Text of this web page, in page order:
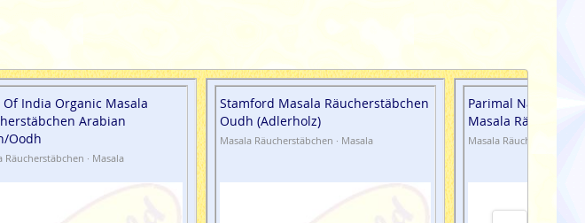
Of India Organic Masala
Arabian
Oodh
Räucherstäbchen · Masala
Stamford Masala Räucherstäbchen
Oudh (Adlerholz)
Masala Räucherstäbchen · Masala
Parimal Nad-Al-
Masala
Masala Räucherstäbchen